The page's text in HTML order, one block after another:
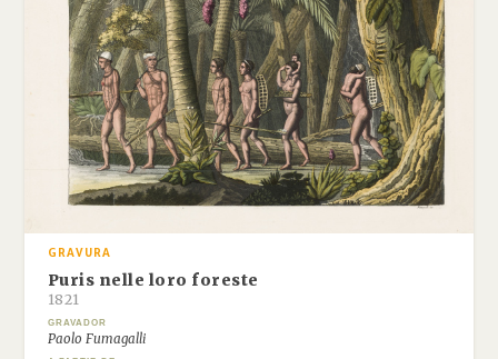
GRAVURA
Puris nelle loro foreste
1821
GRAVADOR
Paolo Fumagalli